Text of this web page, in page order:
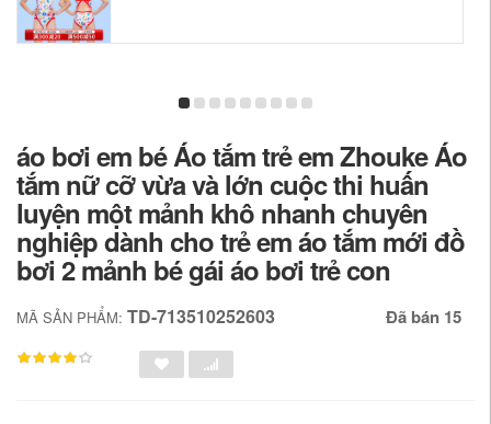
áo bơi em bé Áo tắm trẻ em Zhouke Áo
tắm nữ cỡ vừa và lớn cuộc thi huấn
luyện một mảnh khô nhanh chuyên
nghiệp dành cho trẻ em áo tắm mới đồ
bơi 2 mảnh bé gái áo bơi trẻ con
MÃ SẢN PHẨM: TD-713510252603 Đã bán 15